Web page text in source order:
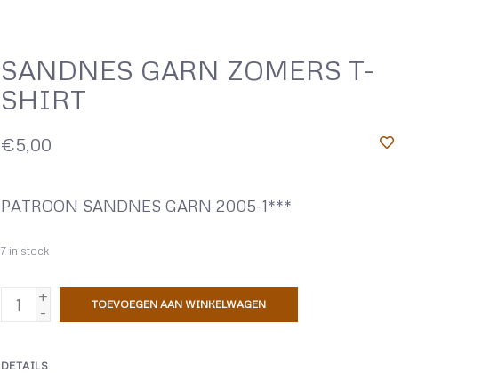
SANDNES GARN ZOMERS T-
SHIRT
€5,00
PATROON SANDNES GARN 2005-1***
7 in stock
+
-
TOEVOEGEN AAN WINKELWAGEN
DETAILS